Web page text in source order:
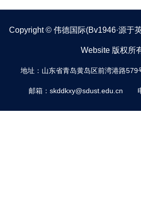
Copyright © 伟德国际(bv1946·源于
Website 版权所
地址：山东省青岛黄岛区前湾港路579
邮箱：skddkxy@sdust.edu.cn